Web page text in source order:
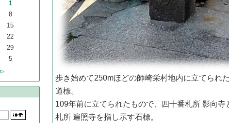
1
8
15
22
29
5
歩き始めて250mほどの師崎栄村地内に立てられ
道標。
109年前に立てられたもので、四十番札所 影向寺
札所 遍照寺を指し示す石標。